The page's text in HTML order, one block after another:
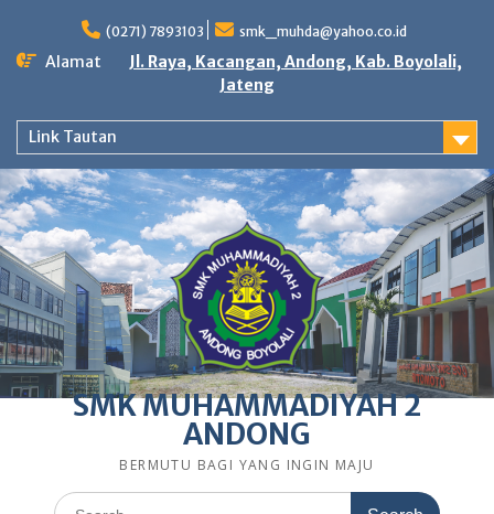
content
(0271) 7893103 smk_muhda@yahoo.co.id
Alamat
Jl. Raya, Kacangan, Andong, Kab. Boyolali,
Jateng
Link Tautan
SMK MUHAMMADIYAH 2
ANDONG
BERMUTU BAGI YANG INGIN MAJU
Search